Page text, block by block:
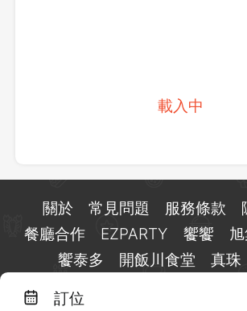
載入中
訂位
關於 常見問題 服務條款
餐廳合作
EZPARTY 饗饗
饗泰多
開飯川食堂 真珠